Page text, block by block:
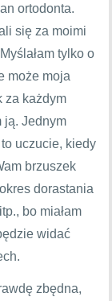
ortodonta.
się za moimi
tylko o
może moja
za każdym
ją. Jednym
uczucie, kiedy
brzuszek
dorastania
bo miałam
widać
zbędna,